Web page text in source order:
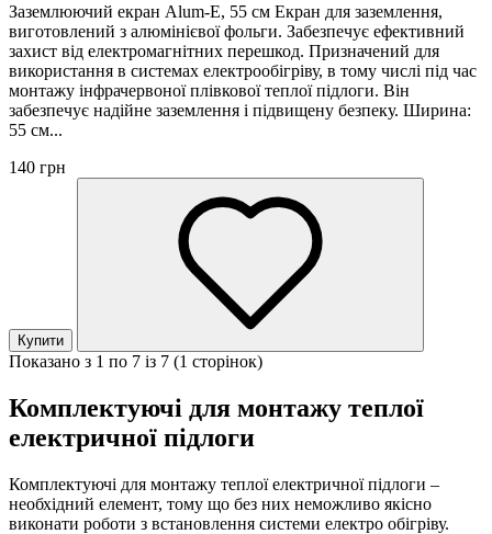
Заземлюючий екран Alum-E, 55 см Екран для заземлення,
виготовлений з алюмінієвої фольги. Забезпечує ефективний
захист від електромагнітних перешкод. Призначений для
використання в системах електрообігріву, в тому числі під час
монтажу інфрачервоної плівкової теплої підлоги. Він
забезпечує надійне заземлення і підвищену безпеку. Ширина:
55 см...
140 грн
Купити
Показано з 1 по 7 із 7 (1 сторінок)
Комплектуючі для монтажу теплої
електричної підлоги
Комплектуючі для монтажу теплої електричної підлоги –
необхідний елемент, тому що без них неможливо якісно
виконати роботи з встановлення системи електро обігріву.